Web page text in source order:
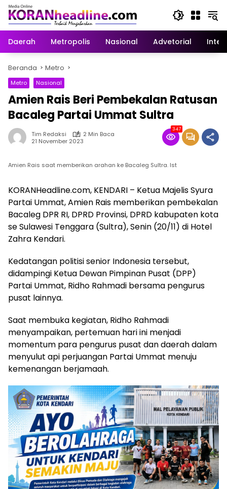
Langsung
konten
Daerah
Metropolis Nasional Advetorial
Beranda Metro
Metro Nasional
Amien Rais Beri Pembekalan Ratusan
Bacaleg Partai Ummat Sultra
Tim Redaksi
2 Min Baca
21 November 2023
347
Amien Rais saat memberikan arahan ke Bacaleg Sultra. Ist
KORANHeadline.com, KENDARI – Ketua Majelis Syura
Partai Ummat, Amien Rais memberikan pembekalan
Bacaleg DPR RI, DPRD Provinsi, DPRD kabupaten kota
se Sulawesi Tenggara (Sultra), Senin (20/11) di Hotel
Zahra Kendari.
Kedatangan politisi senior Indonesia tersebut,
didampingi Ketua Dewan Pimpinan Pusat (DPP)
Partai Ummat, Ridho Rahmadi bersama pengurus
pusat lainnya.
Saat membuka kegiatan, Ridho Rahmadi
menyampaikan, pertemuan hari ini menjadi
momentum para pengurus pusat dan daerah dalam
menyulut api perjuangan Partai Ummat menuju
kemenangan berjamaah.